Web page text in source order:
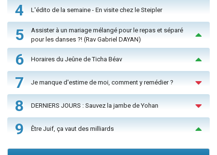
4 L'édito de la semaine - En visite chez le Steipler
5
Assister à un mariage mélangé pour le repas et séparé
pour les danses ?! (Rav Gabriel DAYAN)
6 Horaires du Jeûne de Ticha Béav
7 Je manque d'estime de moi, comment y remédier ?
8 DERNIERS JOURS : Sauvez la jambe de Yohan
9 Être Juif, ça vaut des milliards